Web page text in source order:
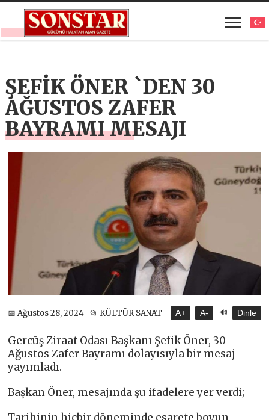
ŞEFİK ÖNER `DEN 30
AĞUSTOS ZAFER
BAYRAMI MESAJI
📅 Ağustos 28, 2024 📂 KÜLTÜR SANAT A+ A- 🔊 Dinle
Gercüş Ziraat Odası Başkanı Şefik Öner, 30
Ağustos Zafer Bayramı dolayısıyla bir mesaj
yayımladı.
Başkan Öner, mesajında şu ifadelere yer verdi;